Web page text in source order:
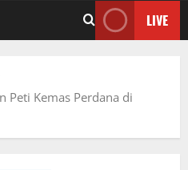
LIVE
Peti Kemas Perdana di